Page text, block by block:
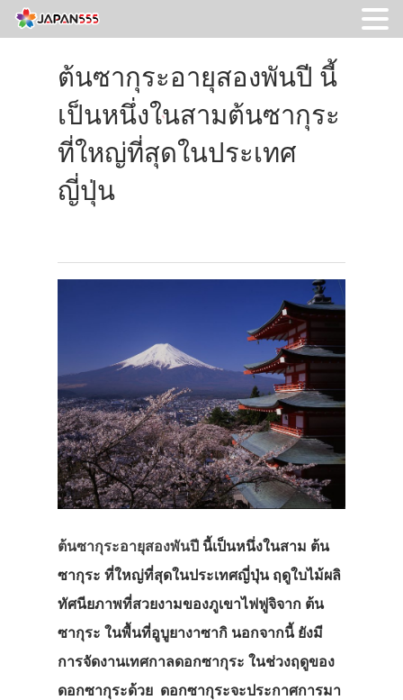
ต้นซากุระอายุสองพันปี นี้
เป็นหนึ่งในสามต้นซากุระ
ที่ใหญ่ที่สุดในประเทศ
ญี่ปุ่น
ต้นซากุระอายุสองพันปี นี้เป็นหนึ่งในสาม ต้น
ซากุระ ที่ใหญ่ที่สุดในประเทศญี่ปุ่น ฤดูใบไม้ผลิ
ทัศนียภาพที่สวยงามของภูเขาไฟฟูจิจาก ต้น
ซากุระ ในพื้นที่อูบูยางาซากิ นอกจากนี้ ยังมี
การจัดงานเทศกาลดอกซากุระ ในช่วงฤดูของ
ดอกซากุระด้วย ดอกซากุระจะประกาศการมา